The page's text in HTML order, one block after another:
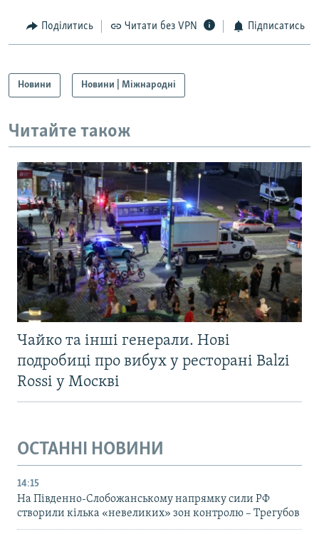
Поділитись Читати без VPN Підписатись
Новини Новини | Міжнародні
Читайте також
Чайко та інші генерали. Нові
подробиці про вибух у ресторані Balzi
Rossi у Москві
ОСТАННІ НОВИНИ
14:15
На Південно-Слобожанському напрямку сили РФ
створили кілька «невеликих» зон контролю – Трегубов